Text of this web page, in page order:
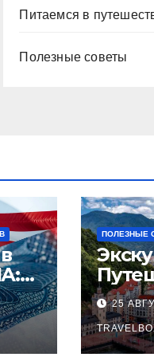
Питаемся в
Полезные советы
ПОЛЕЗНЫЕ
25